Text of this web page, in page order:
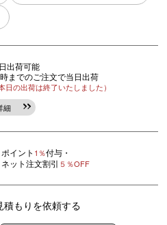
出荷可能
までのご注文で当日出荷
本日の出荷は終了いたしました）
細
ポイント 1％付与・
ネット注文割引 ５％OFF
積もりを依頼する